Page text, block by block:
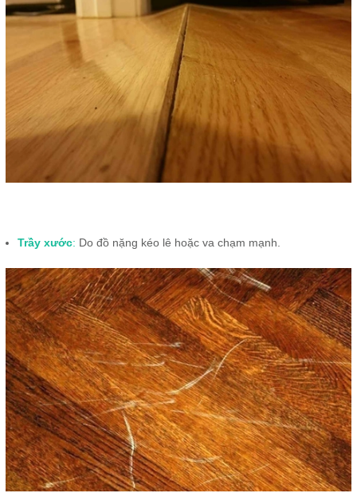
Trầy xước: Do đồ nặng kéo lê hoặc va chạm mạnh.